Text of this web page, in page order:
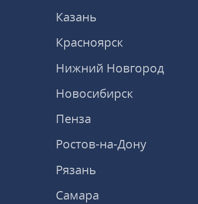
Казань
Красноярск
Нижний Новгород
Новосибирск
Пенза
Ростов-на-Дону
Рязань
Самара